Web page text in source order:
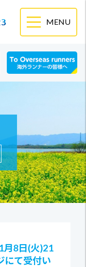
月8日(火)21
にて受付い